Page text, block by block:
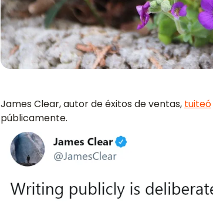
James Clear, autor de éxitos de ventas, tuiteó
públicamente.